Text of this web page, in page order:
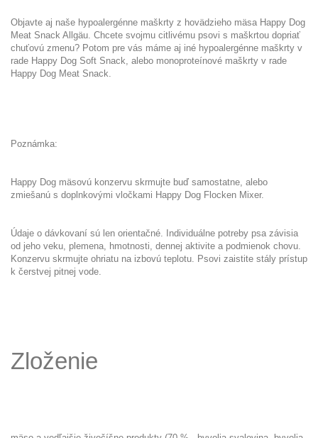
Objavte aj naše hypoalergénne maškrty z hovädzieho mäsa Happy Dog
Meat Snack Allgäu . Chcete svojmu citlivému psovi s maškrtou dopriať
chuťovú zmenu? Potom pre vás máme aj iné hypoalergénne maškrty v
rade Happy Dog Soft Snack , alebo monoproteínové maškrty v rade
Happy Dog Meat Snack.
Poznámka:
Happy Dog mäsovú konzervu skrmujte buď samostatne, alebo
zmiešanú s doplnkovými vločkami Happy Dog Flocken Mixer.
Údaje o dávkovaní sú len orientačné. Individuálne potreby psa závisia
od jeho veku, plemena, hmotnosti, dennej aktivite a podmienok chovu.
Konzervu skrmujte ohriatu na izbovú teplotu. Psovi zaistite stály prístup
k čerstvej pitnej vode.
Zloženie